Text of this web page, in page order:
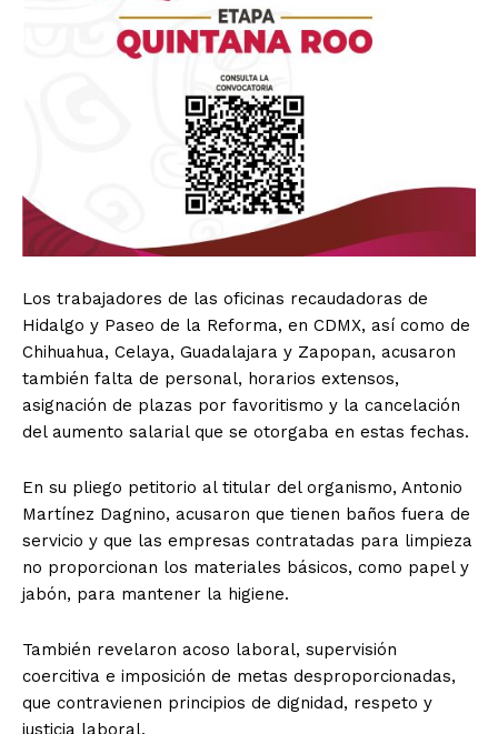
Los trabajadores de las oficinas recaudadoras de
Hidalgo y Paseo de la Reforma, en CDMX, así como de
Chihuahua, Celaya, Guadalajara y Zapopan, acusaron
también falta de personal, horarios extensos,
asignación de plazas por favoritismo y la cancelación
del aumento salarial que se otorgaba en estas fechas.
En su pliego petitorio al titular del organismo, Antonio
Martínez Dagnino, acusaron que tienen baños fuera de
servicio y que las empresas contratadas para limpieza
no proporcionan los materiales básicos, como papel y
jabón, para mantener la higiene.
También revelaron acoso laboral, supervisión
coercitiva e imposición de metas desproporcionadas,
que contravienen principios de dignidad, respeto y
justicia laboral.